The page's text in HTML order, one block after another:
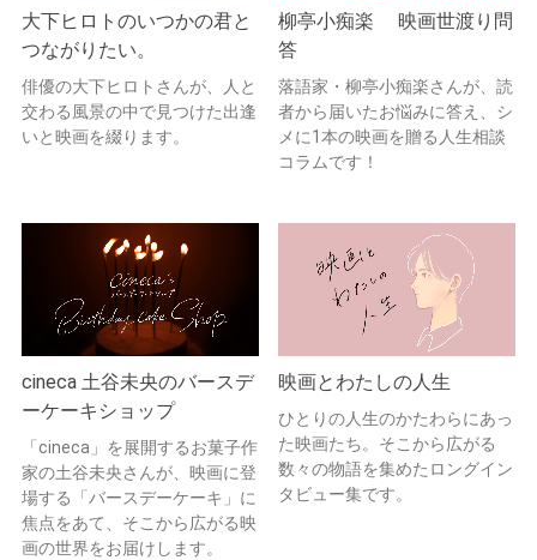
大下ヒロトのいつかの君と
つながりたい。
俳優の大下ヒロトさんが、人と
交わる風景の中で見つけた出逢
いと映画を綴ります。
柳亭小痴楽 映画世渡り問
答
落語家・柳亭小痴楽さんが、読
者から届いたお悩みに答え、シ
メに1本の映画を贈る人生相談
コラムです！
cineca 土谷未央のバースデ
ーケーキショップ
「cineca」を展開するお菓子作
家の土谷未央さんが、映画に登
場する「バースデーケーキ」に
焦点をあて、そこから広がる映
画の世界をお届けします。
映画とわたしの人生
ひとりの人生のかたわらにあっ
た映画たち。そこから広がる
数々の物語を集めたロングイン
タビュー集です。